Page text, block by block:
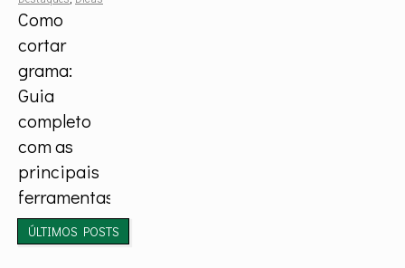
Como
cortar
grama:
Guia
completo
com as
principais
ferramentas
ÚLTIMOS POSTS